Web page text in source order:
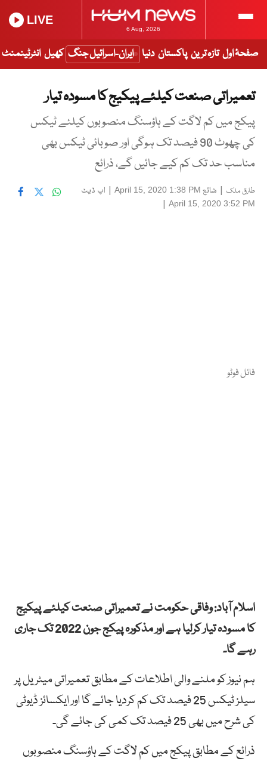
6 Aug, 2026
LIVE
صفحۂ اول تازہ ترین پاکستان دنیا ایران-اسرائیل جنگ کھیل انٹرٹینمنٹ
تعمیراتی صنعت کیلئے پیکیج کا مسودہ تیار
پیکج میں کم لاگت کے ہاؤسنگ منصوبوں کیلئے ٹیکس
کی چھوٹ 90 فیصد تک ہوگی اور صوبائی ٹیکس بھی
مناسب حد تک کم کیے جائیں گے، ذرائع
طارق ملک | شائع April 15, 2020 1:38 PM
| اپ ڈیٹ
April 15, 2020 3:52 PM
|
فائل فوٹو
اسلام آباد: وفاقی حکومت نے تعمیراتی صنعت کیلئے پیکیج
کا مسودہ تیار کرلیا ہے اور مذکورہ پیکج جون 2022 تک جاری
رہے گا۔
ہم نیوز کو ملنے والی اطلاعات کے مطابق تعمیراتی میٹریل پر
سیلز ٹیکس 25 فیصد تک کم کردیا جائے گا اور ایکسائز ڈیوٹی
کی شرح میں بھی 25 فیصد تک کمی کی جائے گی۔
ذرائع کے مطابق پیکج میں کم لاگت کے ہاؤسنگ منصوبوں